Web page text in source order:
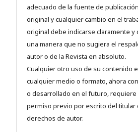
adecuado de la fuente de publicación
original y cualquier cambio en el
original debe indicarse claramente y
una manera que no sugiera el
autor o de la Revista en absoluto.
Cualquier otro uso de su contenido
cualquier medio o formato, ahora
o desarrollado en el futuro, requiere
permiso previo por escrito del titular
derechos de autor.